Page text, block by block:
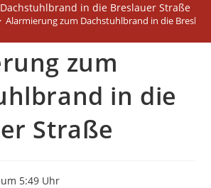
in die Breslauer Straße
Alarmierung zum Dachstuhlbrand in die
zum
in die
Straße
5:49 Uhr